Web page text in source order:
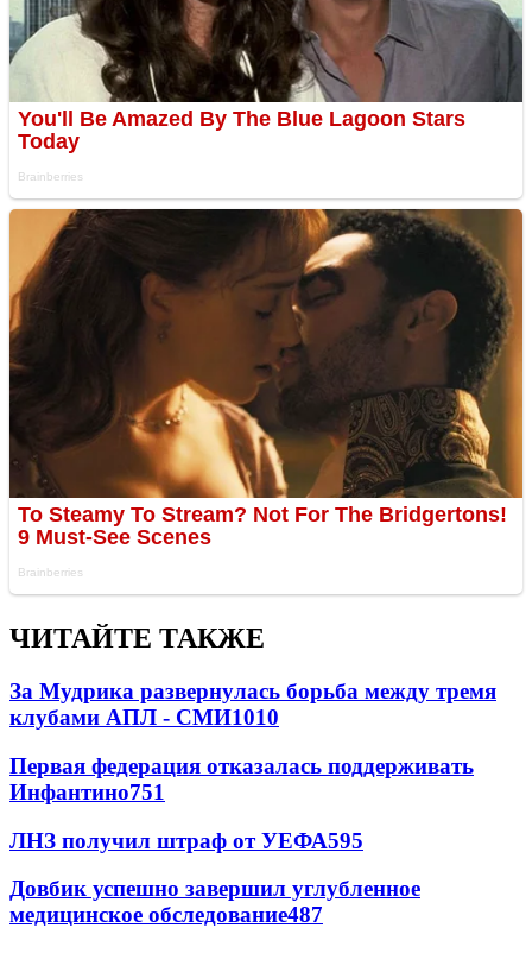
ЧИТАЙТЕ ТАКЖЕ
За Мудрика развернулась борьба между тремя
клубами АПЛ - СМИ1010
Первая федерация отказалась поддерживать
Инфантино751
ЛНЗ получил штраф от УЕФА595
Довбик успешно завершил углубленное
медицинское обследование487